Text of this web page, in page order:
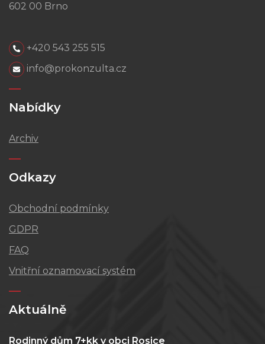
602 00 Brno
+420 543 255 515
info@prokonzulta.cz
Nabídky
Archiv
Odkazy
Obchodní podmínky
GDPR
FAQ
Vnitřní oznamovací systém
Aktuálně
Rodinný dům 7+kk v obci Rosice